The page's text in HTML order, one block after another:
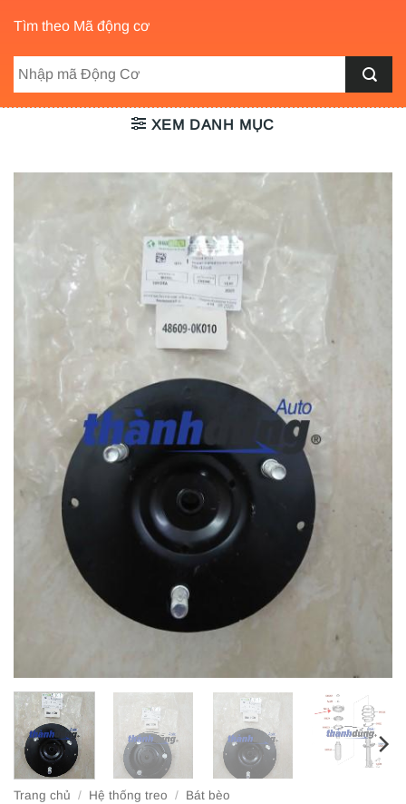
Tìm theo Mã động cơ
XEM DANH MỤC
Trang chủ / Hệ thống treo / Bát bèo